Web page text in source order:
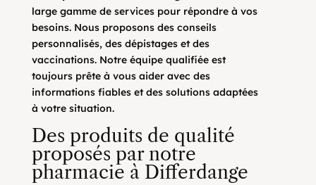
large gamme de services pour répondre à vos
besoins. Nous proposons des conseils
personnalisés, des dépistages et des
vaccinations. Notre équipe qualifiée est
toujours prête à vous aider avec des
informations fiables et des solutions adaptées
à votre situation.
Des produits de qualité
proposés par notre
pharmacie à Differdange